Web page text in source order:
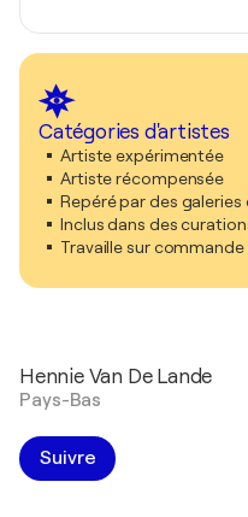
Catégories d'artistes
Artiste expérimentée
Artiste récompensée
Repéré par des galeries
Inclus dans des
Travaille sur commande
Hennie Van De Lande
Pays-Bas
Suivre